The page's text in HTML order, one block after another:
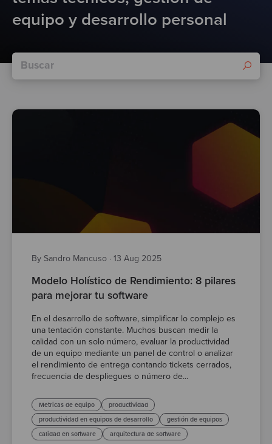
equipo y desarrollo personal
By Sandro Mancuso · 13 Aug 2025
Modelo Holístico de Rendimiento: 8 pilares
para mejorar tu software
En el desarrollo de software, simplificar lo complejo es
una tentación constante. Muchos buscan medir la
calidad con un solo número, evaluar la productividad
de un equipo mediante un panel de control o analizar
el rendimiento de entrega contando tickets cerrados,
frecuencia de despliegues o número de...
Metricas de equipo
productividad
productividad en equipos de desarrollo
gestión de equipos
calidad en software
arquitectura de software